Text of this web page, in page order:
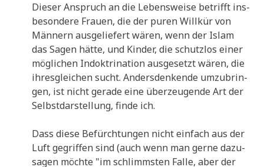
Die­ser Anspruch an die Lebens­wei­se betrifft ins­
be­son­de­re Frau­en, die der puren Will­kür von
Män­nern aus­ge­lie­fert wären, wenn der Islam
das Sagen hät­te, und Kin­der, die schutz­los einer
mög­li­chen Indok­tri­na­ti­on aus­ge­setzt wären, die
ihres­glei­chen sucht. Anders­den­ken­de umzu­brin­
gen, ist nicht gera­de eine über­zeu­gen­de Art der
Selbst­dar­stel­lung, fin­de ich.
Dass die­se Befürch­tun­gen nicht ein­fach aus der
Luft gegrif­fen sind (auch wenn man ger­ne dazu­
sa­gen möch­te "im schlimm­sten Fal­le, aber der